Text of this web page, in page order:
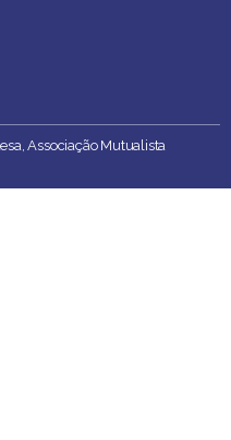
Associação Mutualista